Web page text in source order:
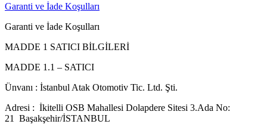
Garanti ve İade Koşulları
Garanti ve İade Koşulları
MADDE 1 SATICI BİLGİLERİ
MADDE 1.1 – SATICI
Ünvanı : İstanbul Atak Otomotiv Tic. Ltd. Şti.
Adresi : İkitelli OSB Mahallesi Dolapdere Sitesi 3.Ada No:
21 Başakşehir/İSTANBUL